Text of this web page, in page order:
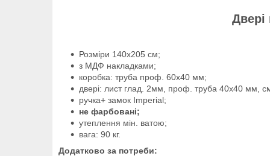
Двері
Розміри 140х205 см;
з МДФ накладками;
коробка: труба проф. 60х40 мм;
двері: лист глад. 2мм, проф. труба 40х40 мм,
ручка+ замок Imperial;
не фарбовані;
утеплення мін. ватою;
вага: 90 кг.
Додатково за потреби: